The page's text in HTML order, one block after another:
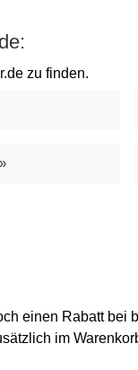
zu finden.
einen Rabatt bei
im